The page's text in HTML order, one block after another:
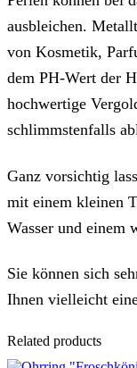
ausbleichen.
von Kosmetik,
dem PH-Wert der
hochwertige
schlimmstenfalls
Ganz vorsichtig
mit einem kleinen
Wasser und einem
Sie können sich
Ihnen vielleicht
Related products